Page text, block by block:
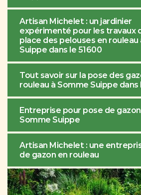
Artisan Michelet : un jardinier
expérimenté pour les travaux
place des pelouses en rouleau
Suippe dans le 51600
Tout savoir sur la pose des
rouleau à Somme Suippe dans
Entreprise pour pose de
Somme Suippe
Artisan Michelet : une
de gazon en rouleau